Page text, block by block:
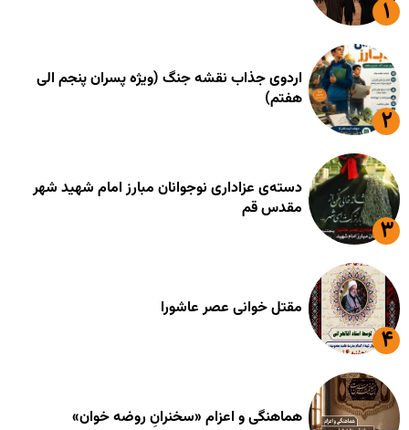
اردوی جذاب نقشه جنگ (ویژه پسران پنجم الی
هفتم)
دسته‌ی عزاداری نوجوانان مبارز امام شهید شهر
مقدس قم
مقتل خوانی عصر عاشورا
هماهنگی و اعزام «سخنرانِ روضه خوان»